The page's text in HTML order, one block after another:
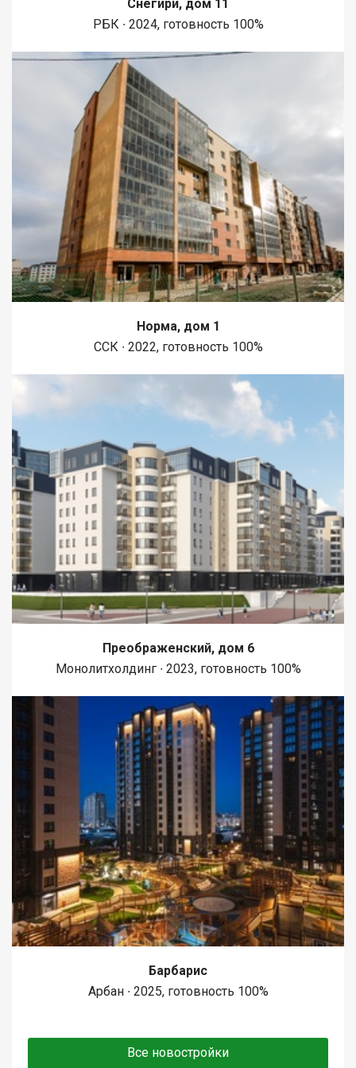
1450 метров вдоль реки Енисей и 500 метров вдоль реки
Базаиха с организованными спусками к воде и остановкой
Сеть пешеходных и велосипедно-роликовых дорожек по
всему району. В целях безопасности велосипедно-роликовая
дорожка от пешеходной изолирована бордюром высотой 10
Снегири, дом 11
РБК ∙ 2024, готовность 100%
Норма, дом 1
ССК ∙ 2022, готовность 100%
Преображенский, дом 6
Монолитхолдинг ∙ 2023, готовность 100%
Барбарис
Арбан ∙ 2025, готовность 100%
Все новостройки